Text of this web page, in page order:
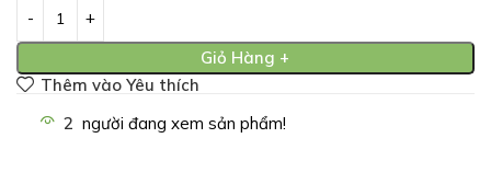
Giỏ Hàng +
Thêm vào Yêu thích
2 người đang xem sản phẩm!